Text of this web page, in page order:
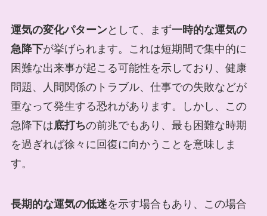
運気の変化パターン として、まず一時的な運気の
急降下が挙げられます。これは短期間で集中的に
困難な出来事が起こる可能性を示しており、健康
問題、人間関係のトラブル、仕事での失敗などが
重なって発生する恐れがあります。しかし、この
急降下は底打ちの前兆でもあり、最も困難な時期
を過ぎれば徐々に回復に向かうことを意味しま
す。
長期的な運気の低迷を示す場合もあり、この場合